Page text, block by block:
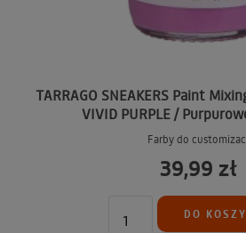
TARRAGO SNEAKERS Paint
VIVID PURPLE /
Farby do
39,99 zł
DO